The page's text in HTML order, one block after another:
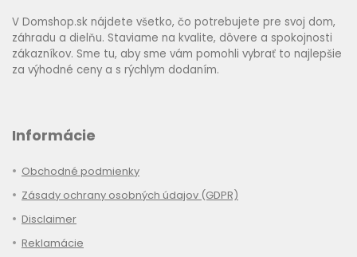
V Domshop.sk nájdete všetko, čo potrebujete pre svoj dom,
záhradu a dielňu. Staviame na kvalite, dôvere a spokojnosti
zákazníkov. Sme tu, aby sme vám pomohli vybrať to najlepšie
za výhodné ceny a s rýchlym dodaním.
Informácie
Obchodné podmienky
Zásady ochrany osobných údajov (GDPR)
Disclaimer
Reklamácie